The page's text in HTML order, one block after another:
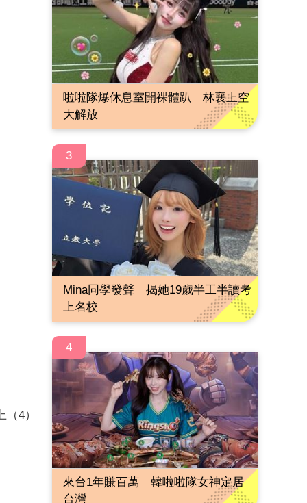
4）
啦啦隊爆休息室開裸體趴 林襄上空
大解放
3
Mina同學發聲 揭她19歲半工半讀考
上名校
4
來台1年賺百萬 韓啦啦隊女神定居
台灣